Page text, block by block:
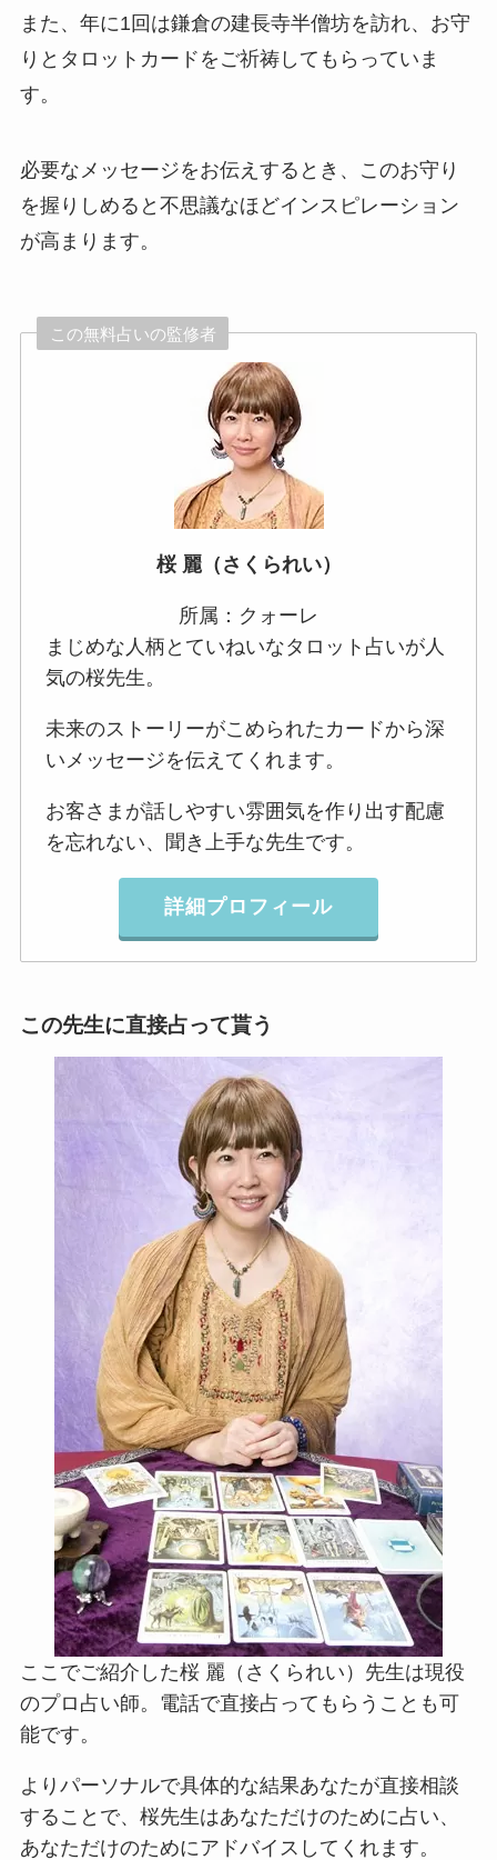
また、年に1回は鎌倉の建長寺半僧坊を訪れ、お守
りとタロットカードをご祈祷してもらっていま
す。
必要なメッセージをお伝えするとき、このお守り
を握りしめると不思議なほどインスピレーション
が高まります。
この無料占いの監修者
桜 麗（さくられい）
所属：クォーレ
まじめな人柄とていねいなタロット占いが人
気の桜先生。
未来のストーリーがこめられたカードから深
いメッセージを伝えてくれます。
お客さまが話しやすい雰囲気を作り出す配慮
を忘れない、聞き上手な先生です。
詳細プロフィール
この先生に直接占って貰う
ここでご紹介した桜 麗（さくられい）先生は現役
のプロ占い師。電話で直接占ってもらうことも可
能です。
よりパーソナルで具体的な結果あなたが直接相談
することで、桜先生はあなただけのために占い、
あなただけのためにアドバイスしてくれます。